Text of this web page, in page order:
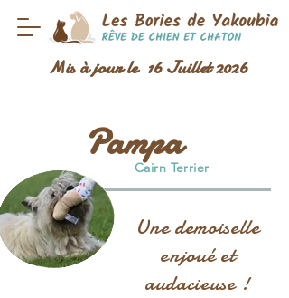
Mis à jour le 16 Juillet 2026
Pampa
Cairn Terrier
Une demoiselle
enjoué et
audacieuse !